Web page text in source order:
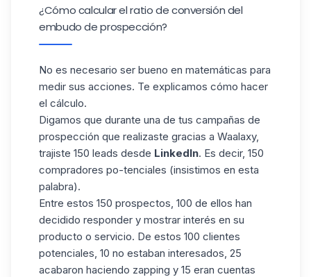
¿Cómo calcular el ratio de conversión del
embudo de prospección?
No es necesario ser bueno en matemáticas para
medir sus acciones. Te explicamos cómo hacer
el cálculo.
Digamos que durante una de tus campañas de
prospección que realizaste gracias a Waalaxy,
trajiste 150 leads desde LinkedIn. Es decir, 150
compradores po-tenciales (insistimos en esta
palabra).
Entre estos 150 prospectos, 100 de ellos han
decidido responder y mostrar interés en su
producto o servicio. De estos 100 clientes
potenciales, 10 no estaban interesados, 25
acabaron haciendo zapping y 15 eran cuentas